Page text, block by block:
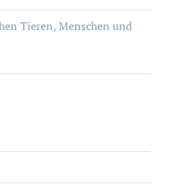
Tieren, Menschen und